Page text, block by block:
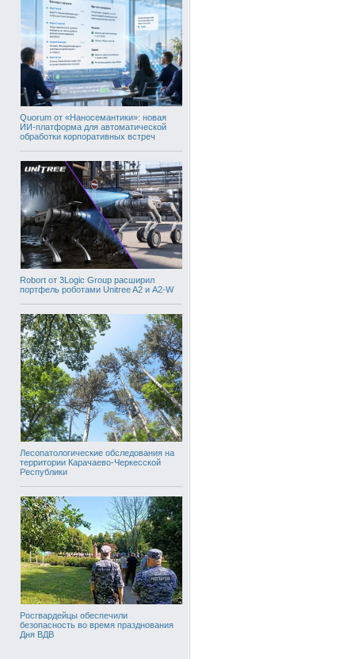
Quorum от «Наносемантики»: новая
ИИ-платформа для автоматической
обработки корпоративных встреч
Robort от 3Logic Group расширил
портфель роботами Unitree A2 и A2-W
Лесопатологические обследования на
территории Карачаево-Черкесской
Республики
Росгвардейцы обеспечили
безопасность во время празднования
Дня ВДВ